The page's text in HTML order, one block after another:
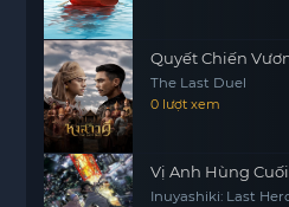
Quyết Chiến
The Last Duel
0 lượt xem
Vị Anh Hùng
Inuyashiki: Last